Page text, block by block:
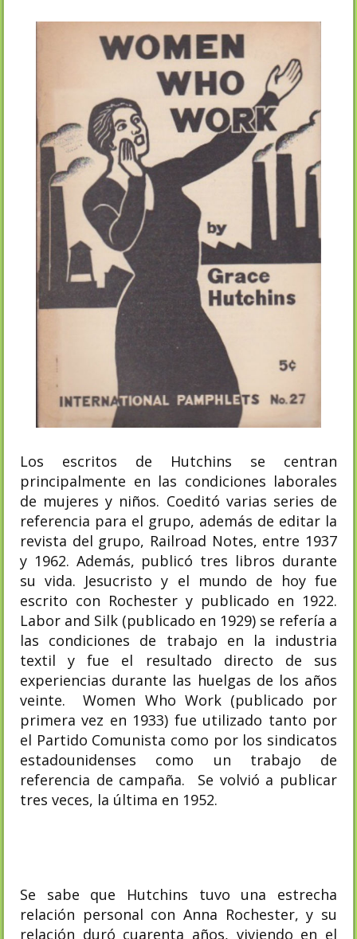
Los escritos de Hutchins se centran
principalmente en las condiciones laborales
de mujeres y niños. Coeditó varias series de
referencia para el grupo, además de editar la
revista del grupo, Railroad Notes, entre 1937
y 1962. Además, publicó tres libros durante
su vida. Jesucristo y el mundo de hoy fue
escrito con Rochester y publicado en 1922.
Labor and Silk (publicado en 1929) se refería a
las condiciones de trabajo en la industria
textil y fue el resultado directo de sus
experiencias durante las huelgas de los años
veinte. Women Who Work (publicado por
primera vez en 1933) fue utilizado tanto por
el Partido Comunista como por los sindicatos
estadounidenses como un trabajo de
referencia de campaña. Se volvió a publicar
tres veces, la última en 1952.
Se sabe que Hutchins tuvo una estrecha
relación personal con Anna Rochester, y su
relación duró cuarenta años, viviendo en el